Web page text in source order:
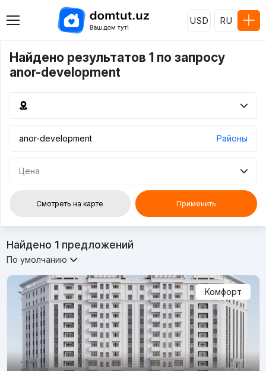
USD RU
Найдено результатов 1 по запросу
anor-development
Районы
Цена
Смотреть на карте Применить
Найдено 1предложений
По умолчанию
Комфорт